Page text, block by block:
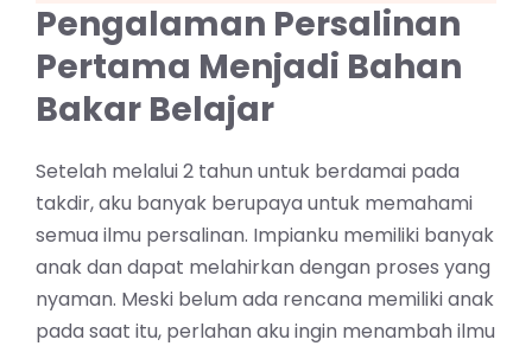
Pengalaman Persalinan
Pertama Menjadi Bahan
Bakar Belajar
Setelah melalui 2 tahun untuk berdamai pada
takdir, aku banyak berupaya untuk memahami
semua ilmu persalinan. Impianku memiliki banyak
anak dan dapat melahirkan dengan proses yang
nyaman. Meski belum ada rencana memiliki anak
pada saat itu, perlahan aku ingin menambah ilmu